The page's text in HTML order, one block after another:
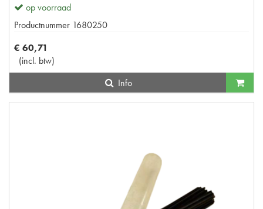
op voorraad
Productnummer 1680250
€ 60,71
(incl. btw)
Info